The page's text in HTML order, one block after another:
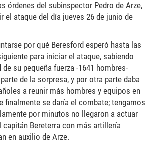
órdenes del subinspector Pedro de Arze,
el ataque del día jueves 26 de junio de
por qué Beresford esperó hasta las
para iniciar el ataque, sabiendo
su pequeña fuerza -1641 hombres-
de la sorpresa, y por otra parte daba
a reunir más hombres y equipos en
finalmente se daría el combate; tengamos
por minutos no llegaron a actuar
capitán Bereterra con más artillería
en auxilio de Arze.